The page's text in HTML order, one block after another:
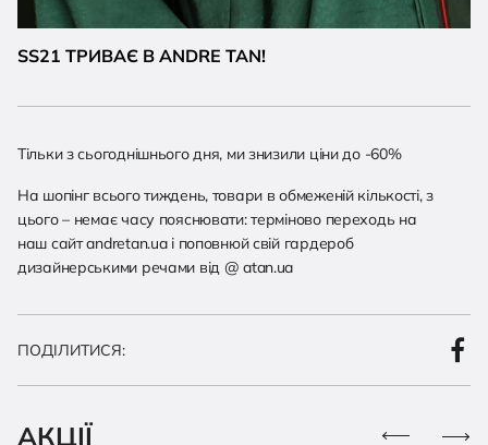
SS21 ТРИВАЄ В ANDRE TAN!
Тільки з сьогоднішнього дня, ми знизили ціни до -60%
На шопінг всього тиждень, товари в обмеженій кількості, з
цього – немає часу пояснювати: терміново переходь на
наш сайт andretan.ua і поповнюй свій гардероб
дизайнерськими речами від @ atan.ua
ПОДІЛИТИСЯ:
АКЦІЇ